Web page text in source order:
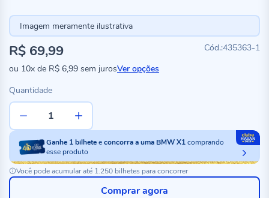
Imagem meramente ilustrativa
435363-1
R$ 69,99
ou 10x de R$ 6,99 sem jurosVer opções
Quantidade
Ganhe 1bilheteeconcorra a uma BMW X1comprando
esse produto
Você pode acumular até 1.250 bilhetes para concorrer
Comprar agora